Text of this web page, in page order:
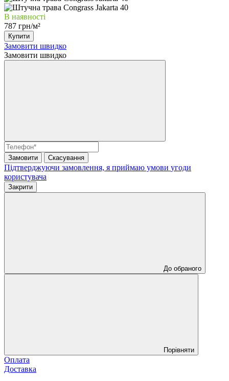
В наявності
787 грн/м²
Купити
Замовити швидко
Замовити швидко
Замовити Скасування
Підтверджуючи замовлення, я приймаю умови угоди
користувача
Закрити
До обраного
Порівняти
Оплата
Доставка